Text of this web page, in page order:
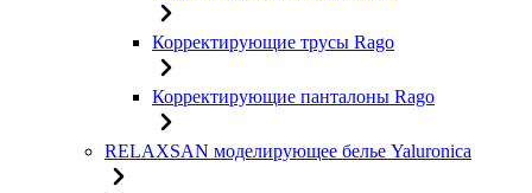
Корректирующие трусы Rago
Корректирующие панталоны Rago
RELAXSAN моделирующее белье Yaluroniсa